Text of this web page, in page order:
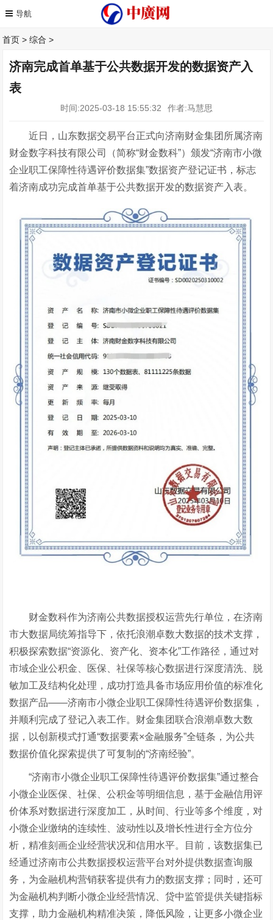
首页 >综合 >
济南完成首单基于公共数据开发的数据资产入
表
时间:2025-03-18 15:55:32 作者:马慧思
近日，山东数据交易平台正式向济南财金集团所属济南
财金数字科技有限公司（简称“财金数科”）颁发“济南市小微
企业职工保障性待遇评价数据集”数据资产登记证书，标志
着济南成功完成首单基于公共数据开发的数据资产入表。
财金数科作为济南公共数据授权运营先行单位，在济南
市大数据局统筹指导下，依托浪潮卓数大数据的技术支撑，
积极探索数据“资源化、资产化、资本化”工作路径，通过对
市域企业公积金、医保、社保等核心数据进行深度清洗、脱
敏加工及结构化处理，成功打造具备市场应用价值的标准化
数据产品——济南市小微企业职工保障性待遇评价数据集，
并顺利完成了登记入表工作。财金集团联合浪潮卓数大数
据，以创新模式打通“数据要素×金融服务”全链条，为公共
数据价值化探索提供了可复制的“济南经验”。
“济南市小微企业职工保障性待遇评价数据集”通过整合
小微企业医保、社保、公积金等明细信息，基于金融信用评
价体系对数据进行深度加工，从时间、行业等多个维度，对
小微企业缴纳的连续性、波动性以及增长性进行全方位分
析，精准刻画企业经营状况和信用水平。目前，该数据集已
经通过济南市公共数据授权运营平台对外提供数据查询服
务，为金融机构营销获客提供有力的数据支撑；同时，还可
为金融机构判断小微企业经营情况、贷中监管提供关键指标
支撑，助力金融机构精准决策，降低风险，让更多小微企业